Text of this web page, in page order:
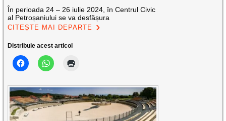
În perioada 24 – 26 iulie 2024, în Centrul Civic
al Petroșaniului se va desfășura
CITEȘTE MAI DEPARTE
Distribuie acest articol